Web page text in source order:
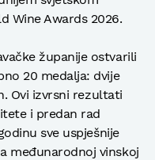
Wine Awards 2026.
županije ostvarili
20 medalja: dvije
Ovi izvrsni rezultati
i predan rad
sve uspješnije
međunarodnoj vinskoj